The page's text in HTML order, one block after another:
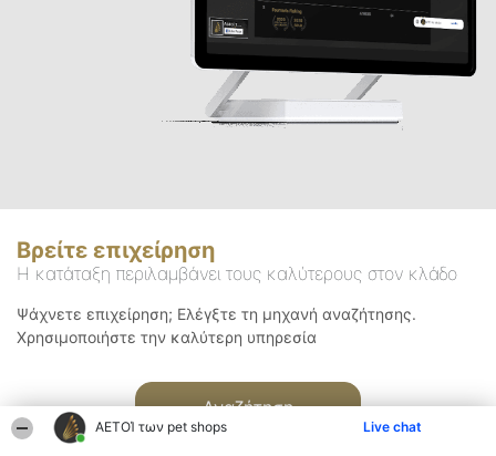
ΑΕΤΟΊ των pet shops Live chat
Βρείτε επιχείρηση
Η κατάταξη περιλαμβάνει τους καλύτερους στον κλάδο
Ψάχνετε επιχείρηση; Ελέγξτε τη μηχανή αναζήτησης.
Χρησιμοποιήστε την καλύτερη υπηρεσία
Αναζήτηση